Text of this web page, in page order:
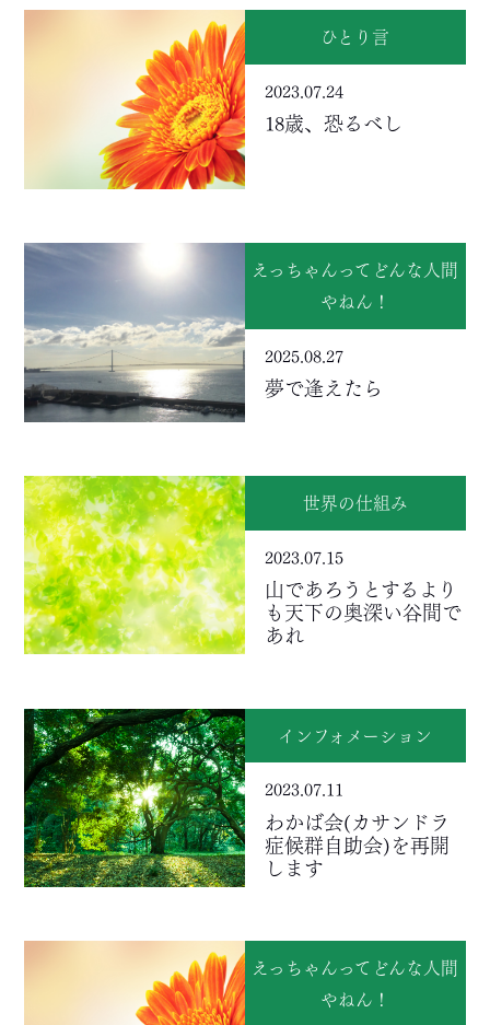
ひとり言
2023.07.24
18歳、恐るべし
えっちゃんってどんな人間
やねん！
2025.08.27
夢で逢えたら
世界の仕組み
2023.07.15
山であろうとするより
も天下の奥深い谷間で
あれ
インフォメーション
2023.07.11
わかば会(カサンドラ
症候群自助会)を再開
します
えっちゃんってどんな人間
やねん！